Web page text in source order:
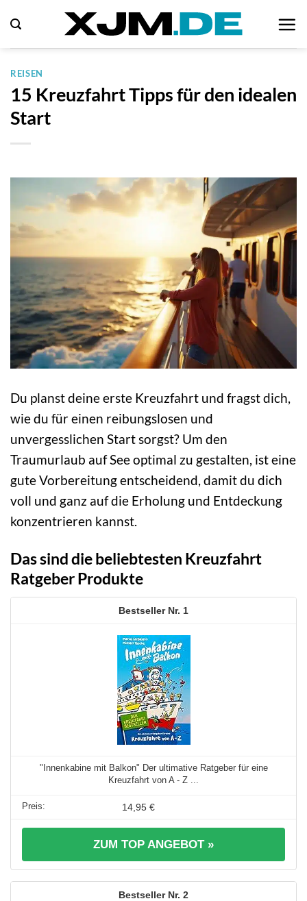
Inhalt
springen
REISEN
15 Kreuzfahrt Tipps für den idealen
Start
Du planst deine erste Kreuzfahrt und fragst dich,
wie du für einen reibungslosen und
unvergesslichen Start sorgst? Um den
Traumurlaub auf See optimal zu gestalten, ist eine
gute Vorbereitung entscheidend, damit du dich
voll und ganz auf die Erholung und Entdeckung
konzentrieren kannst.
Das sind die beliebtesten Kreuzfahrt
Ratgeber Produkte
1
"Innenkabine mit Balkon" Der ultimative Ratgeber für eine
Kreuzfahrt von A - Z ...
14,95 €
ZUM TOP ANGEBOT »
2